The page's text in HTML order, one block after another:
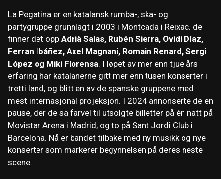
La Pegatina er en katalansk rumba-, ska- og
partygruppe grunnlagt i 2003 i Montcada i Reixac. de
finner det opp Adrià Salas, Rubén Sierra, Ovidi Díaz,
Ferran Ibáñez, Axel Magnani, Romain Renard, Sergi
López og Miki Florensa. I løpet av mer enn tjue års
erfaring har katalanerne gitt mer enn tusen konserter i
tretti land, og blitt en av de spanske gruppene med
mest internasjonal projeksjon. I 2024 annonserte de en
pause, der de sa farvel til utsolgte billetter på én natt på
Movistar Arena i Madrid, og to på Sant Jordi Club i
Barcelona. Nå er bandet tilbake med ny musikk og nye
konserter som markerer begynnelsen på deres neste
scene.